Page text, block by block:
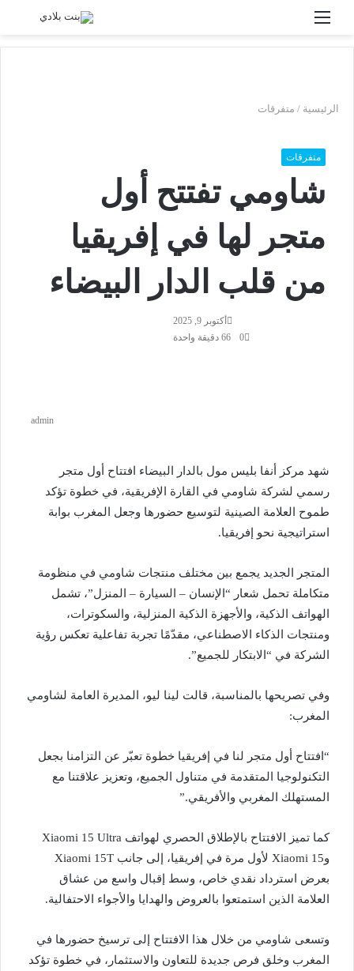
القائمة
الرئيسية / متفرقات
متفرقات
شاومي تفتتح أول
متجر لها في إفريقيا
من قلب الدار البيضاء
admin
أكتوبر 9, 2025
0
دقيقة واحدة
شهد مركز أنفا بليس مول بالدار البيضاء افتتاح أول متجر
رسمي لشركة شاومي في القارة الإفريقية، في خطوة تؤكد
طموح العلامة الصينية لتوسيع حضورها وجعل المغرب بوابة
استراتيجية نحو إفريقيا.
المتجر الجديد يجمع بين مختلف منتجات شاومي في منظومة
متكاملة تحمل شعار “الإنسان – السيارة – المنزل”، تشمل
الهواتف الذكية، والأجهزة الذكية المنزلية، والسكوترات،
ومنتجات الذكاء الاصطناعي، مقدّمًا تجربة تفاعلية تعكس رؤية
الشركة في “الابتكار للجميع”.
وفي تصريحها بالمناسبة، قالت لينا ليو، المديرة العامة لشاومي
المغرب:
“افتتاح أول متجر لنا في إفريقيا خطوة تعبّر عن التزامنا بجعل
التكنولوجيا المتقدمة في متناول الجميع، وتعزيز علاقتنا مع
المستهلك المغربي والأفريقي.”
كما تميز الافتتاح بالإطلاق الحصري لهواتف Xiaomi 15 Ultra
وXiaomi 15 لأول مرة في إفريقيا، إلى جانب Xiaomi 15T
بعرض استرداد نقدي خاص، وسط إقبال واسع من عشاق
العلامة الذين استمتعوا بالعروض والهدايا والأجواء الاحتفالية.
وتسعى شاومي من خلال هذا الافتتاح إلى ترسيخ حضورها في
المغرب وخلق فرص جديدة للتعاون والاستثمار، في خطوة تؤكد